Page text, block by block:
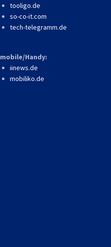
tooligo.de
so-co-it.com
tech-telegramm.de
mobile/Handy:
iinews.de
mobiliko.de